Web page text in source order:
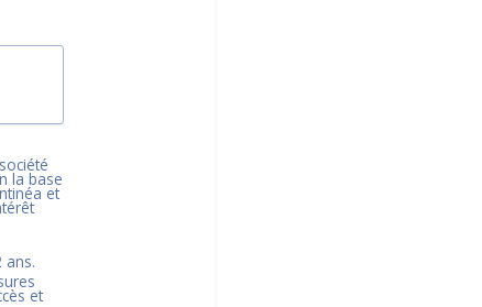
la base
et
ans.
et